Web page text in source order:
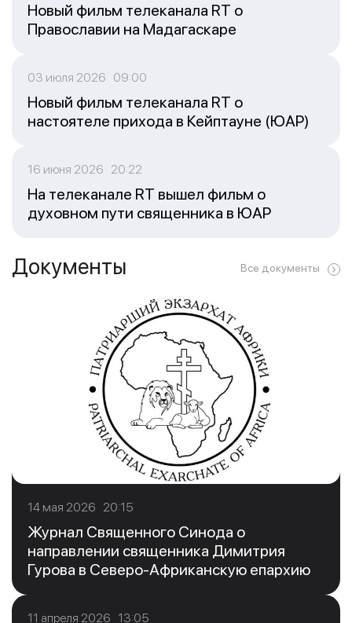
Новый фильм телеканала RT о
Православии на Мадагаскаре
03 июля 2026 09:00
Новый фильм телеканала RT о
настоятеле прихода в Кейптауне (ЮАР)
16 июня 2026 20:22
На телеканале RT вышел фильм о
духовном пути священника в ЮАР
Документы Все документы
14 мая 2026 20:15
Журнал Священного Синода о
направлении священника Димитрия
Гурова в Северо-Африканскую епархию
11 апреля 2026 13:05